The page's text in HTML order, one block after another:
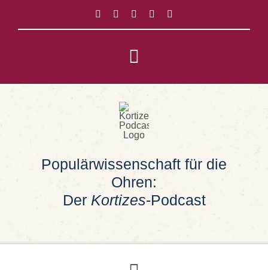
springen
Toggle
Navigation
Impressum
Datenschutz
Populärwissenschaft für die
Ohren:
Der Kortizes-Podcast